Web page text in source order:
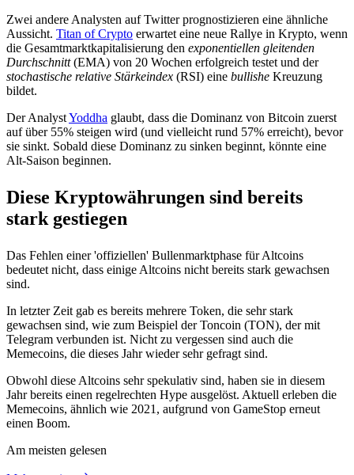
Zwei andere Analysten auf Twitter prognostizieren eine ähnliche
Aussicht. Titan of Crypto erwartet eine neue Rallye in Krypto, wenn
die Gesamtmarktkapitalisierung den exponentiellen gleitenden
Durchschnitt(EMA) von 20 Wochen erfolgreich testet und der
stochastische relative Stärkeindex (RSI) eine bullishe Kreuzung
bildet.
Der AnalystYoddha glaubt, dass die Dominanz von Bitcoin zuerst
auf über 55% steigen wird (und vielleicht rund 57% erreicht), bevor
sie sinkt. Sobald diese Dominanz zu sinken beginnt, könnte eine
Alt-Saison beginnen.
Diese Kryptowährungen sind bereits
stark gestiegen
Das Fehlen einer 'offiziellen' Bullenmarktphase für Altcoins
bedeutet nicht, dass einige Altcoins nicht bereits stark gewachsen
sind.
In letzter Zeit gab es bereits mehrere Token, die sehr stark
gewachsen sind, wie zum Beispiel der Toncoin (TON), der mit
Telegram verbunden ist. Nicht zu vergessen sind auch die
Memecoins, die dieses Jahr wieder sehr gefragt sind.
Obwohl diese Altcoins sehr spekulativ sind, haben sie in diesem
Jahr bereits einen regelrechten Hype ausgelöst. Aktuell erleben die
Memecoins, ähnlich wie 2021, aufgrund von GameStop erneut
einen Boom.
Am meisten gelesen